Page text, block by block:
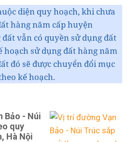
diện quy hoạch, khi chưa
hàng năm cấp huyện
vẫn có quyền sử dụng đất
hoạch sử dụng đất hàng năm
đó sẽ được chuyển đổi mục
kế hoạch.
Bảo - Núi
quy
Hà Nội